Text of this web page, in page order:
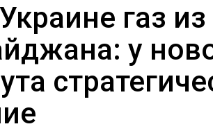
газ из
у